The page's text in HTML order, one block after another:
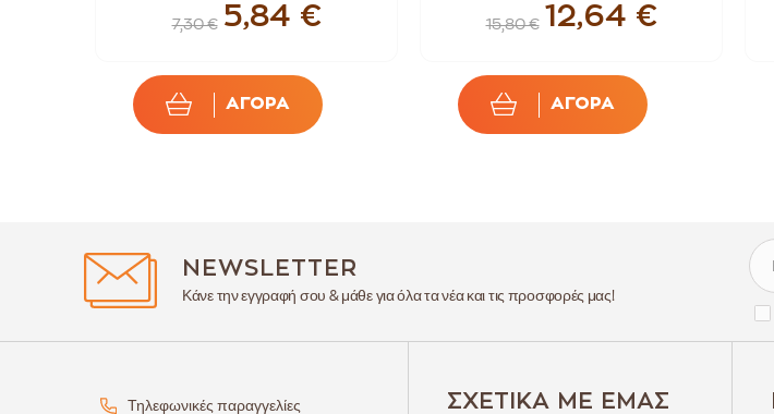
7,30 € 5,84 €
ΑΓΟΡΑ
15,80 € 12,64 €
ΑΓΟΡΑ
NEWSLETTER
Κάνε την εγγραφή σου & μάθε για όλα τα νέα και τις προσφορές μας!
Τηλεφωνικές παραγγελίες ΣΧΕΤΙΚΆ ΜΕ ΕΜΆΣ